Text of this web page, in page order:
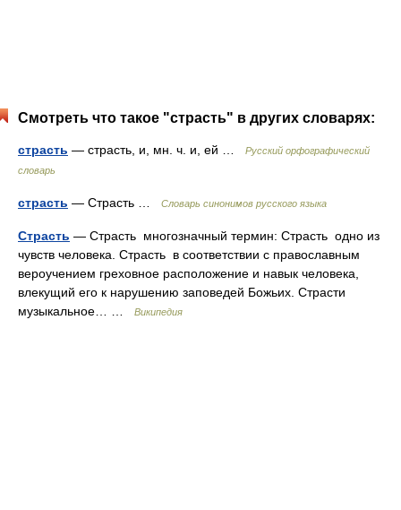
Смотреть что такое "страсть" в других словарях:
страсть — страсть, и, мн. ч. и, ей …
Русский орфографический
словарь
страсть — Страсть … Словарь синонимов русского языка
Страсть — Страсть многозначный термин: Страсть одно из
чувств человека. Страсть в соответствии с православным
вероучением греховное расположение и навык человека,
влекущий его к нарушению заповедей Божьих. Страсти
музыкальное… …
Википедия